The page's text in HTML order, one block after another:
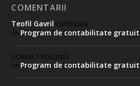
COMENTARII
Teofil Gavril 20/06/2024
on Program de contabilitate gratuit
DORINA 19/06/2024
on Program de contabilitate gratuit